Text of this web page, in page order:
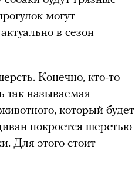
могут
в сезон
Конечно, кто-то
так называемая
который будет
покроется шерстью
Для этого стоит